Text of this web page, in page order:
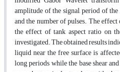
amplitude of the signal, period of the
and the number of pulses. The
the effect of tank aspect ratio on
investigated. The obtained results
liquid near the free surface is
long periods while the base shear